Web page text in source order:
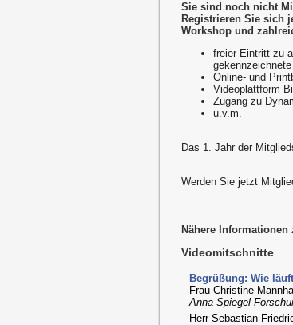
Sie sind noch nicht
Registrieren Sie sich
Workshop und
freier Eintritt zu
Online- und
Videoplattform
Zugang zu
u.v.m.
Das 1. Jahr der
Werden Sie jetzt
Nähere
Videomitschnitte
Begrüßung: Wie
Frau Christine
Anna Spiegel
Herr Sebastian